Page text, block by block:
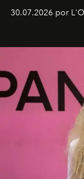
fusiona moda y
30.07.2026 por